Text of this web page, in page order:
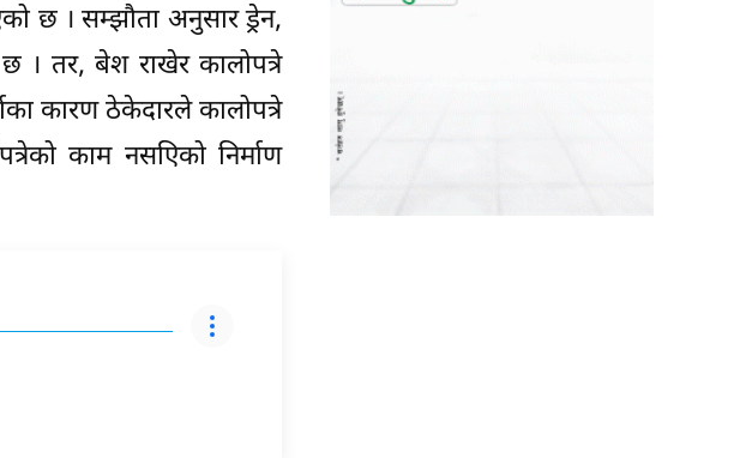
छ । सम्झौता अनुसार ड्रेन,
। तर, बेश राखेर कालोपत्रे
कारण ठेकेदारले कालोपत्रे
काम नसएिको निर्माण